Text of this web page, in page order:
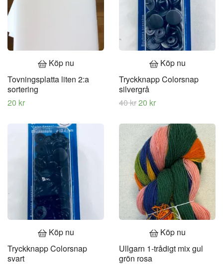
Köp nu
Tovningsplatta liten 2:a
sortering
20 kr
Köp nu
Tryckknapp Colorsnap
silvergrå
40 kr20 kr
Köp nu
Tryckknapp Colorsnap
svart
Köp nu
Ullgarn 1-trådigt mix gul
grön rosa